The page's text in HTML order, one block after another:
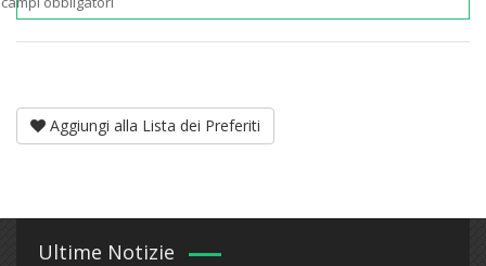
Aggiungi alla Lista dei Preferiti
Ultime Notizie